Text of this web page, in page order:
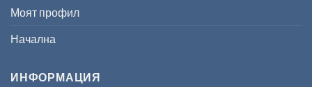
Моят профил
Начална
ИНФОРМАЦИЯ